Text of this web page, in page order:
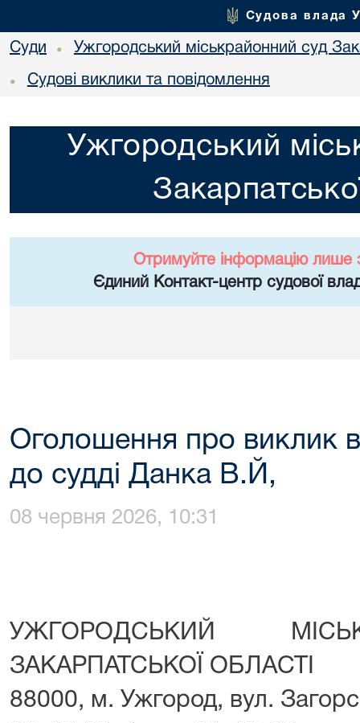
Судова влада
Суди • Ужгородський міськрайонний суд
• Судові виклики та повідомлення
Ужгородський
Отримуйте інформацію лише
Єдиний Контакт-центр судової
Оголошення про виклик в
до судді Данка В.Й,
08 червня 2026, 10:31
УЖГОРОДСЬКИЙ
ЗАКАРПАТСЬКОЇ ОБЛАСТІ
88000, м. Ужгород, вул.